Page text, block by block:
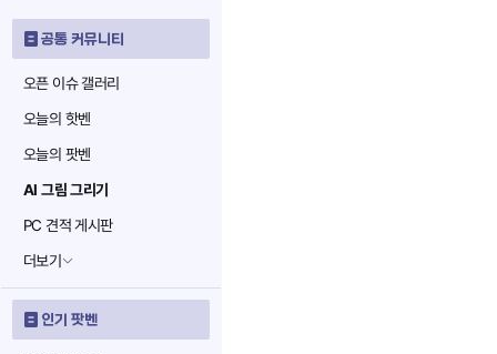
공통 커뮤니티
오픈 이슈 갤러리
오늘의 핫벤
오늘의 팟벤
AI 그림 그리기
PC 견적 게시판
더보기
인기 팟벤